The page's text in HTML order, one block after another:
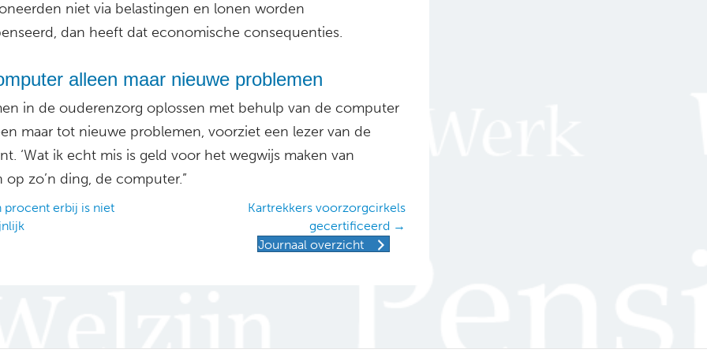
niet via belastingen en lonen worden
dan heeft dat economische consequenties.
alleen maar nieuwe problemen
in de ouderenzorg oplossen met behulp van de computer
maar tot nieuwe problemen, voorziet een lezer van de
‘Wat ik echt mis is geld voor het wegwijs maken van
op zo’n ding, de computer.”
procent erbij is niet
Kartrekkers voorzorgcirkels
gecertificeerd →
Journaal overzicht